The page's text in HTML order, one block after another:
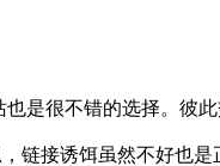
是很不错的选择。彼此
链接诱饵虽然不好也